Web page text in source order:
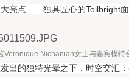
亮点——独具匠心的Toilbright
Veronique Nichanian女士与嘉宾模特
出的独特光晕之下，时空交汇